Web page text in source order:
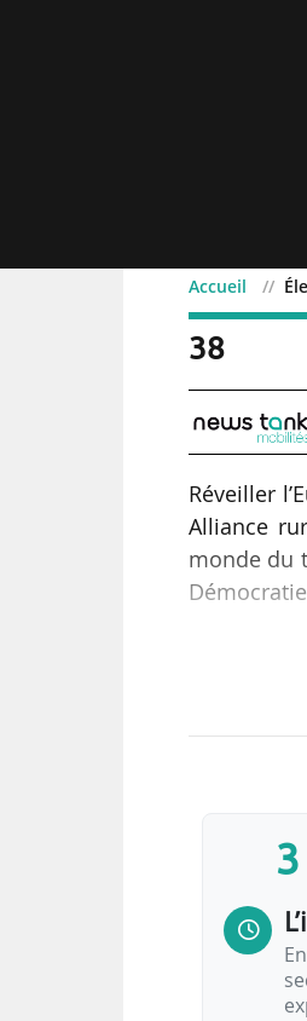
Accueil
38
Réveiller
Alliance
monde du
le
News
Réveiller
Liste no27
« Au